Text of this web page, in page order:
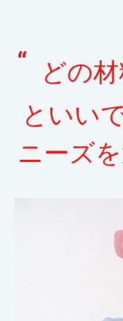
“ どの
といい
ニーズ